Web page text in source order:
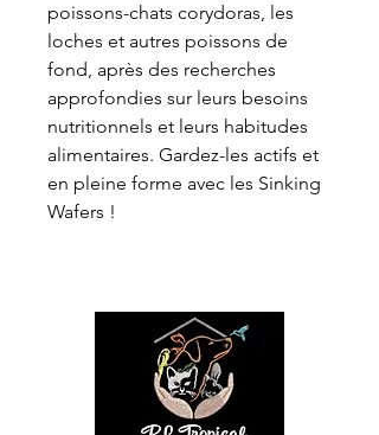
poissons-chats corydoras, les
loches et autres poissons de
fond, après des recherches
approfondies sur leurs besoins
nutritionnels et leurs habitudes
alimentaires. Gardez-les actifs et
en pleine forme avec les Sinking
Wafers !